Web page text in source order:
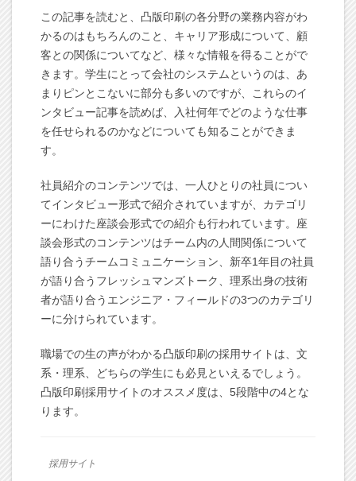
この記事を読むと、凸版印刷の各分野の業務内容がわ
かるのはもちろんのこと、キャリア形成について、顧
客との関係についてなど、様々な情報を得ることがで
きます。学生にとって会社のシステムというのは、あ
まりピンとこないに部分も多いのですが、これらのイ
ンタビュー記事を読めば、入社何年でどのような仕事
を任せられるのかなどについても知ることができま
す。
社員紹介のコンテンツでは、一人ひとりの社員につい
てインタビュー形式で紹介されていますが、カテゴリ
ーにわけた座談会形式での紹介も行われています。座
談会形式のコンテンツはチーム内の人間関係について
語り合うチームコミュニケーション、新卒1年目の社員
が語り合うフレッシュマンズトーク、理系出身の技術
者が語り合うエンジニア・フィールドの3つのカテゴリ
ーに分けられています。
職場での生の声がわかる凸版印刷の採用サイトは、文
系・理系、どちらの学生にも必見といえるでしょう。
凸版印刷採用サイトのオススメ度は、5段階中の4とな
ります。
採用サイト